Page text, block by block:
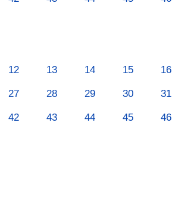
12 13 14 15 16
27 28 29 30 31
42 43 44 45 46